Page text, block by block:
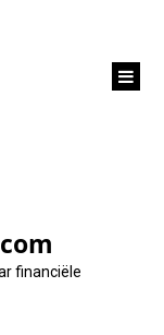
financiële
een